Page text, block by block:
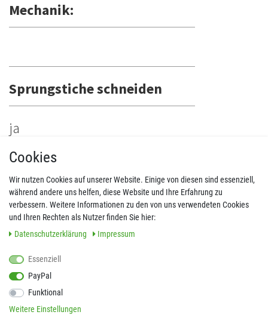
Mechanik:
Sprungstiche schneiden
ja
Rahmen
H 100 mm × B 100 mm
H180 mm × B 130 mm
H 272 mm × B 272 mm
H 465 mm × B 297 mm
Cookies
Wir nutzen Cookies auf unserer Website. Einige von diesen sind essenziell,
während andere uns helfen, diese Website und Ihre Erfahrung zu
verbessern. Weitere Informationen zu den von uns verwendeten Cookies
und Ihren Rechten als Nutzer finden Sie hier:
Daten­schutz­erklärung
Impressum
Essenziell
PayPal
Funktional
Weitere Einstellungen